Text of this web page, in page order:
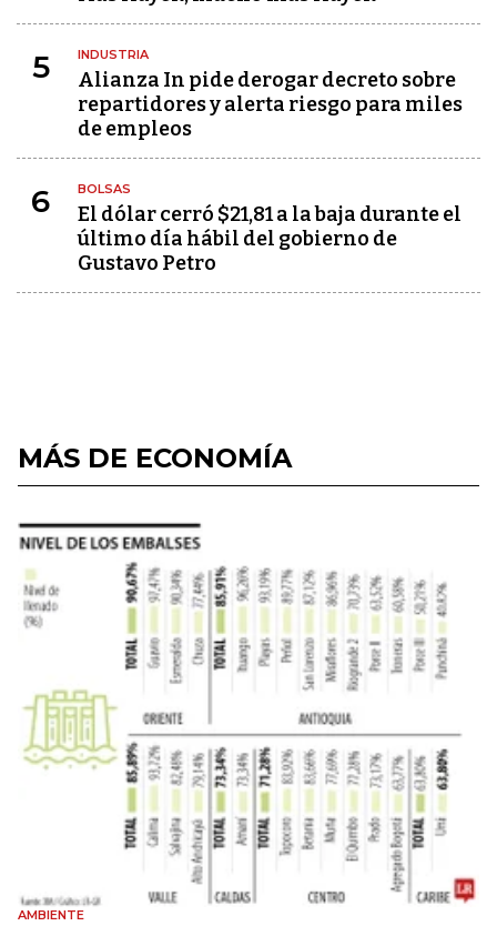
5 INDUSTRIA
Alianza In pide derogar decreto sobre
repartidores y alerta riesgo para miles
de empleos
6 BOLSAS
El dólar cerró $21,81 a la baja durante el
último día hábil del gobierno de
Gustavo Petro
MÁS DE ECONOMÍA
AMBIENTE